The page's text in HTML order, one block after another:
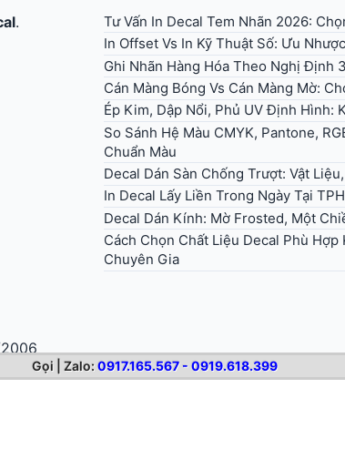
.
Gọi | Zalo:0917.165.567 - 0919.618.399
Tư Vấn In Decal Tem Nhãn 2026:
In Offset Vs In Kỹ Thuật Số: Ưu
Ghi Nhãn Hàng Hóa Theo Nghị Định
Cán Màng Bóng Vs Cán Màng Mờ:
Ép Kim, Dập Nổi, Phủ UV Định Hình:
So Sánh Hệ Màu CMYK, Pantone,
Chuẩn Màu
Decal Dán Sàn Chống Trượt: Vật
In Decal Lấy Liền Trong Ngày Tại
Decal Dán Kính: Mờ Frosted, Một
Cách Chọn Chất Liệu Decal Phù
Chuyên Gia